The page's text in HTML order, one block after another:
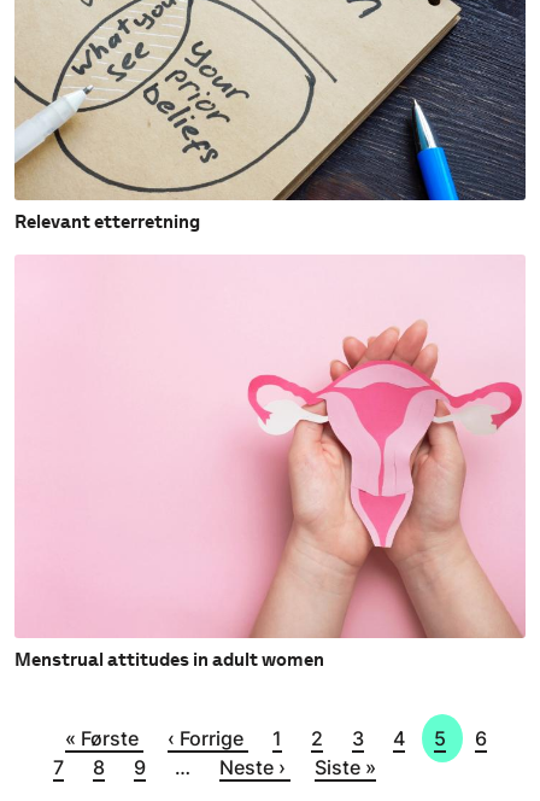
Relevant etterretning
Menstrual attitudes in adult women
SiderFørste side
« Første Forrige side
‹ Forrige Side
1 Side
2 Side
3 Side
4 Side
5 Side
6
7
Side
8 Side
9 … Neste side
Neste › Siste side
Siste »